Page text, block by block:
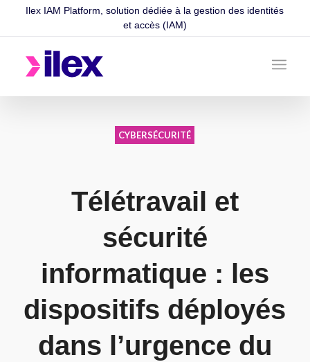
Ilex IAM Platform, solution dédiée à la gestion des identités
et accès (IAM)
CYBERSÉCURITÉ
Télétravail et
sécurité
informatique : les
dispositifs déployés
dans l’urgence du